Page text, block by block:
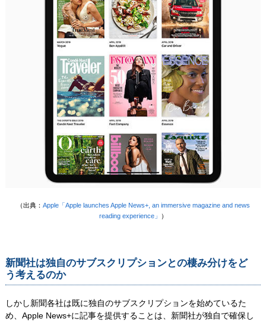
（出典： Apple「Apple launches Apple News+, an immersive magazine and news
reading experience」 ）
新聞社は独自のサブスクリプションとの棲み分けをど
う考えるのか
しかし新聞各社は既に独自のサブスクリプションを始めているた
め、Apple News+に記事を提供することは、新聞社が独自で確保し